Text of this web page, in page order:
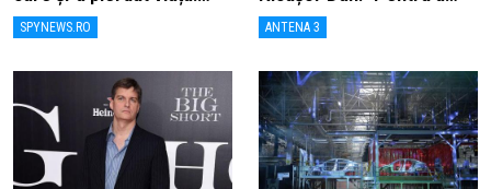
„Îngerașul meu…”
SPYNEWS.RO
înlătura orice speculații"
ANTENA 3